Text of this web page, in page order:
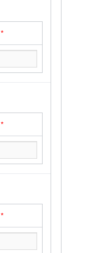
*
*
*